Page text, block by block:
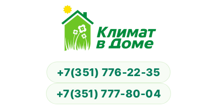
+7(351) 776-22-35
+7(351) 777-80-04